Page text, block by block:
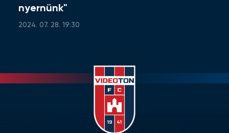
nyernünk"
2024. 07. 28. 19:30